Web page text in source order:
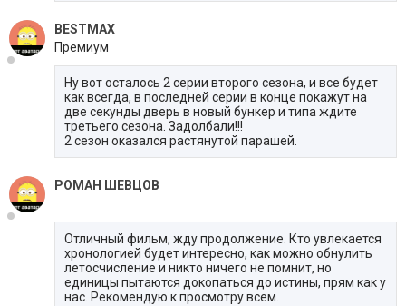
BESTMAX
Премиум
Ну вот осталось 2 серии второго сезона, и все будет
как всегда, в последней серии в конце покажут на
две секунды дверь в новый бункер и типа ждите
третьего сезона. Задoлбали!!!
2 сезон оказался растянутой парашей.
РОМАН ШЕВЦОВ
Отличный фильм, жду продолжение. Кто увлекается
хронологией будет интересно, как можно обнулить
летосчисление и никто ничего не помнит, но
единицы пытаются докопаться до истины, прям как у
нас. Рекомендую к просмотру всем.